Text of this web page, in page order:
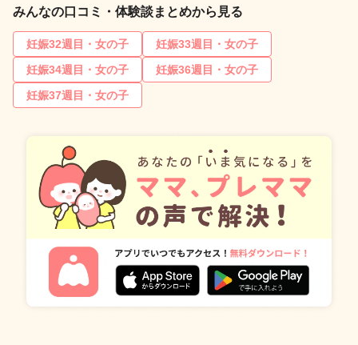
みんなの口コミ・体験談まとめから見る
妊娠32週目・女の子
妊娠33週目・女の子
妊娠34週目・女の子
妊娠36週目・女の子
妊娠37週目・女の子